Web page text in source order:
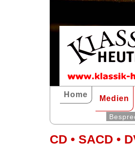
Home Medien
CD • SACD •